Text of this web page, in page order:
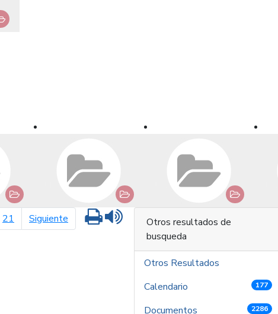
21 Siguiente página siguiente
Imprimir
Otros resultados de
busqueda
Otros Resultados
Calendario
177
Documentos 2286